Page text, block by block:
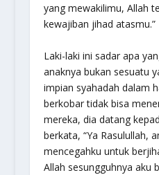
yang mewakilimu, Allah
kewajiban jihad atasmu.”
Laki-laki ini sadar apa
anaknya bukan sesuatu
impian syahadah dalam
berkobar tidak bisa
mereka, dia datang
berkata, “Ya Rasulullah,
mencegahku untuk
Allah sesungguhnya aku